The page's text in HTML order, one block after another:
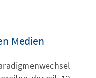
Medien